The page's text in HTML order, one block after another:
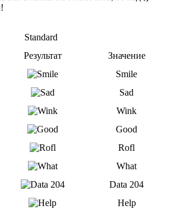
Standard
Результат
Значение
Smile
Sad
Wink
Good
Rofl
What
Data 204
Help